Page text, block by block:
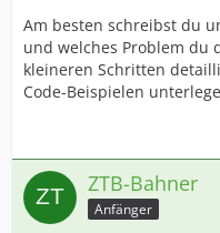
Am besten schreibst du
und welches Problem du
kleineren Schritten
Code-Beispielen
ZTB-Bahner
Anfänger